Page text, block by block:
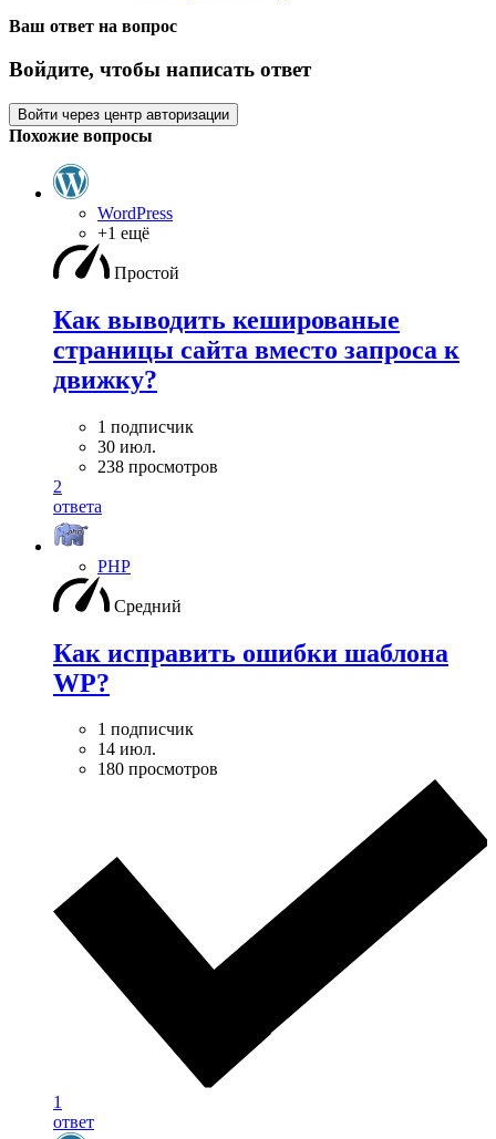
Ваш ответ на вопрос
Войдите, чтобы написать ответ
Войти через центр авторизации
Похожие вопросы
WordPress
+1 ещё
Простой
Как выводить кешированые
страницы сайта вместо запроса к
движку?
1 подписчик
30 июл.
238 просмотров
2
ответа
PHP
Средний
Как исправить ошибки шаблона
WP?
1 подписчик
14 июл.
180 просмотров
1
ответ